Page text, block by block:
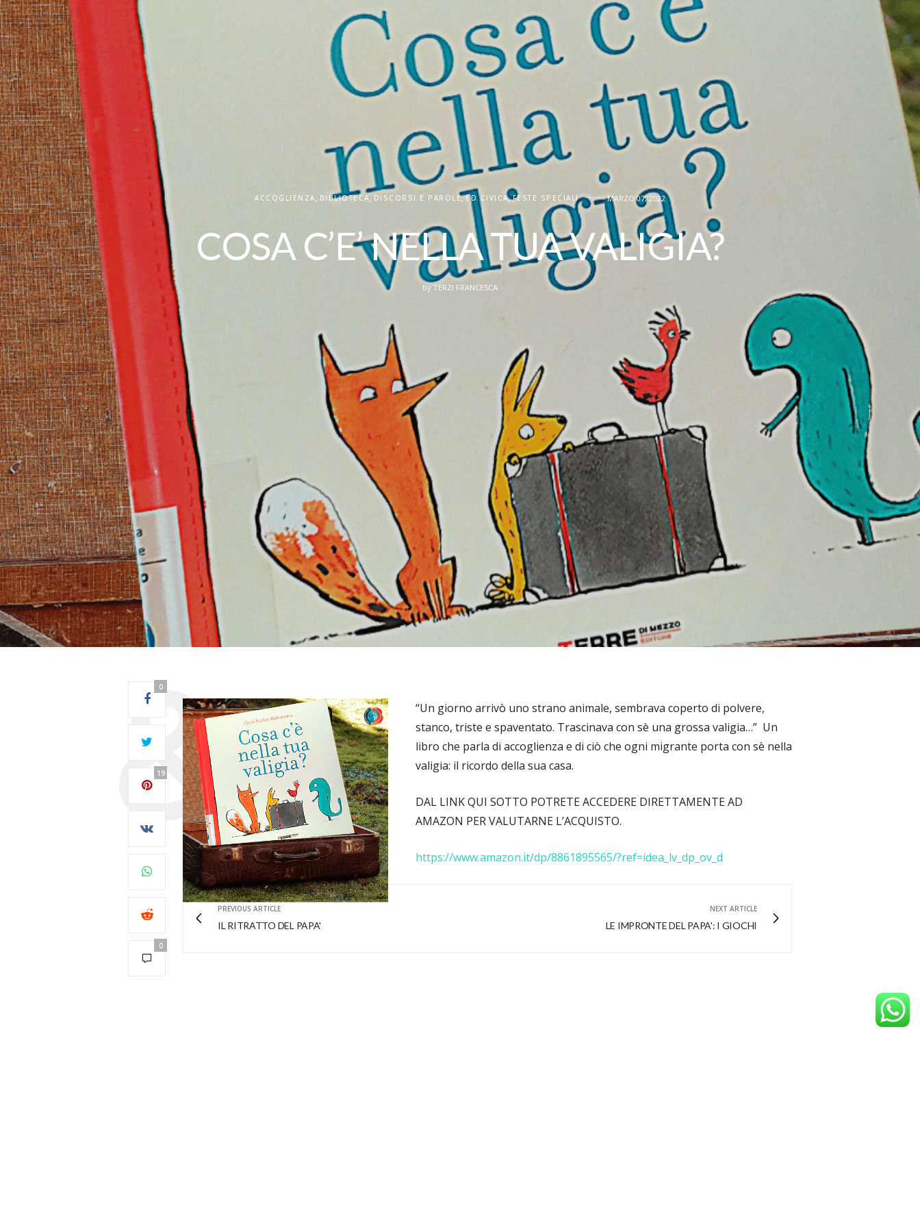
ACCOGLIENZA , BIBLIOTECA , DISCORSI E PAROLE, ED.CIVICA, FESTE SPECIALI MARZO 07, 2022
COSA C’E’ NELLA TUA VALIGIA?
by TERZI FRANCESCA
0
19
0
“Un giorno arrivò uno strano animale, sembrava coperto di polvere,
stanco, triste e spaventato. Trascinava con sè una grossa valigia…” Un
libro che parla di accoglienza e di ciò che ogni migrante porta con sè nella
valigia: il ricordo della sua casa.
DAL LINK QUI SOTTO POTRETE ACCEDERE DIRETTAMENTE AD
AMAZON PER VALUTARNE L’ACQUISTO.
https://www.amazon.it/dp/8861895565/?ref=idea_lv_dp_ov_d
PREVIOUS ARTICLE
IL RITRATTO DEL PAPA'
NEXT ARTICLE
LE IMPRONTE DEL PAPA': I GIOCHI